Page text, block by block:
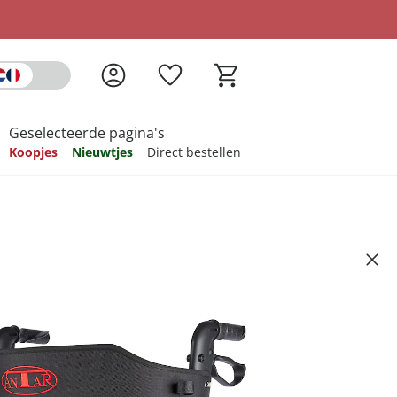
Geselecteerde pagina's
Koopjes Nieuwtjes Direct bestellen
Artikelnummer 6571964